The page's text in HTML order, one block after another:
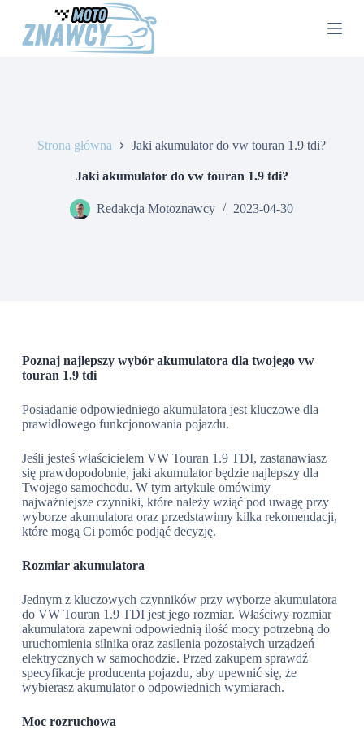
Strona główna Jaki akumulator do vw touran 1.9 tdi?
Jaki akumulator do vw touran 1.9 tdi?
Redakcja Motoznawcy 2023-04-30
Poznaj najlepszy wybór akumulatora dla twojego vw
touran 1.9 tdi
Posiadanie odpowiedniego akumulatora jest kluczowe dla
prawidłowego funkcjonowania pojazdu.
Jeśli jesteś właścicielem VW Touran 1.9 TDI, zastanawiasz
się prawdopodobnie, jaki akumulator będzie najlepszy dla
Twojego samochodu. W tym artykule omówimy
najważniejsze czynniki, które należy wziąć pod uwagę przy
wyborze akumulatora oraz przedstawimy kilka rekomendacji,
które mogą Ci pomóc podjąć decyzję.
Rozmiar akumulatora
Jednym z kluczowych czynników przy wyborze akumulatora
do VW Touran 1.9 TDI jest jego rozmiar. Właściwy rozmiar
akumulatora zapewni odpowiednią ilość mocy potrzebną do
uruchomienia silnika oraz zasilenia pozostałych urządzeń
elektrycznych w samochodzie. Przed zakupem sprawdź
specyfikacje producenta pojazdu, aby upewnić się, że
wybierasz akumulator o odpowiednich wymiarach.
Moc rozruchowa